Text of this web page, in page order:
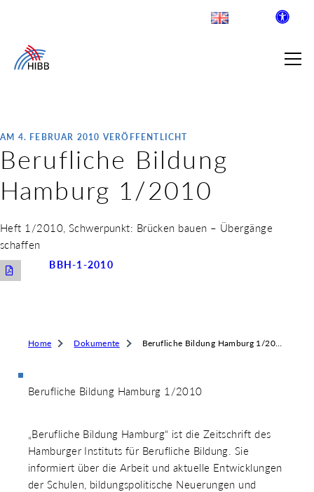
SUCHE
INSTITUT FÜR BERUFLICHE
SCHULEN
PUBLIKATIONEN/TERMINE
AM 4. FEBRUAR 2010 VERÖFFENTLICHT
Berufliche Bildung
Hamburg 1/2010
Heft 1/2010, Schwerpunkt: Brücken bauen – Übergänge
schaffen
BBH-1-2010
Home Dokumente Berufliche Bildung Hamburg 1/2010
Berufliche Bildung Hamburg 1/2010
„Berufliche Bildung Hamburg“ ist die Zeitschrift des
Hamburger Instituts für Berufliche Bildung. Sie
informiert über die Arbeit und aktuelle Entwicklungen
der Schulen, bildungspolitische Neuerungen und